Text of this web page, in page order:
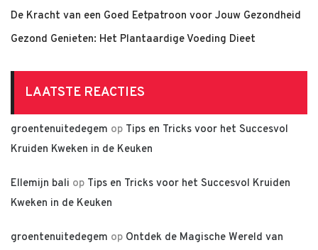
De Kracht van een Goed Eetpatroon voor Jouw Gezondheid
Gezond Genieten: Het Plantaardige Voeding Dieet
LAATSTE REACTIES
groentenuitedegem op Tips en Tricks voor het Succesvol
Kruiden Kweken in de Keuken
Ellemijn bali op Tips en Tricks voor het Succesvol Kruiden
Kweken in de Keuken
groentenuitedegem op Ontdek de Magische Wereld van